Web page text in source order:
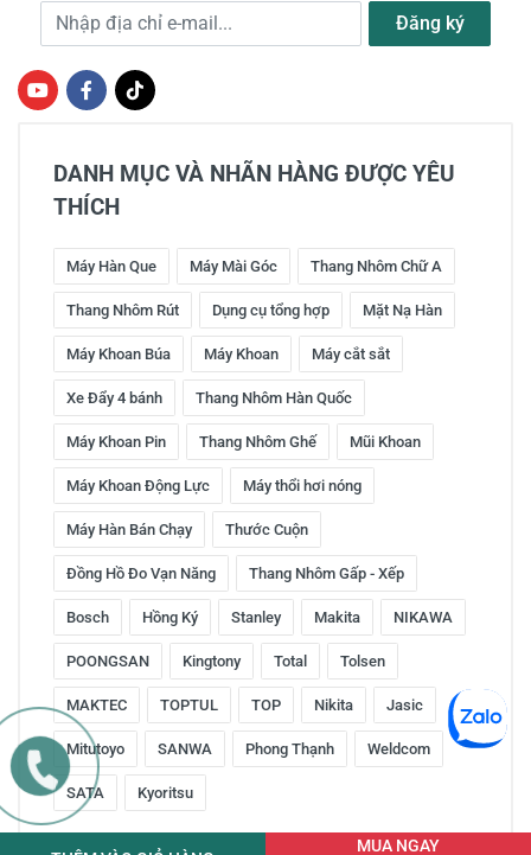
Địa chỉ e-mail Đăng ký
DANH MỤC VÀ NHÃN HÀNG ĐƯỢC YÊU
THÍCH
Máy Hàn Que Máy Mài Góc Thang Nhôm Chữ A
Thang Nhôm Rút Dụng cụ tổng hợp Mặt Nạ Hàn
Máy Khoan Búa Máy Khoan Máy cắt sắt
Xe Đẩy 4 bánh Thang Nhôm Hàn Quốc
Máy Khoan Pin Thang Nhôm Ghế Mũi Khoan
Máy Khoan Động Lực Máy thổi hơi nóng
Máy Hàn Bán Chạy Thước Cuộn
Đồng Hồ Đo Vạn Năng Thang Nhôm Gấp - Xếp
Bosch Hồng Ký Stanley Makita NIKAWA
POONGSAN Kingtony Total Tolsen
MAKTEC TOPTUL TOP Nikita Jasic
Mitutoyo SANWA Phong Thạnh Weldcom
SATA Kyoritsu
MUA NGAY